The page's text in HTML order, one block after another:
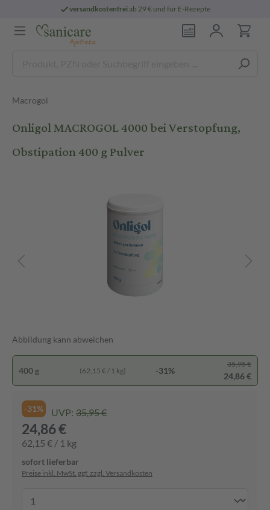
versandkostenfreiab 29 € und für E-Rezepte
Macrogol
Onligol MACROGOL 4000 bei Verstopfung,
Obstipation 400 g Pulver
Abbildung kann abweichen
400 g (62,15 € / 1 kg) -31%
35,95 €
24,86 €
-31% UVP: 35,95 €
24,86 €
62,15 € / 1 kg
sofort lieferbar
Preise inkl. MwSt. ggf. zzgl. Versandkosten